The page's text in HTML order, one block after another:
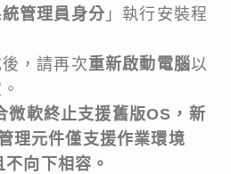
統管理員身分 」執行安裝程
，請再次重新啟動電腦以
微軟終止支援舊版OS，新
理元件僅支援作業環境
向下相容。